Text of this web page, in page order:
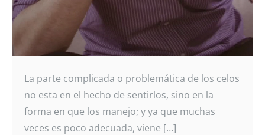
La parte complicada o problemática de los celos
no esta en el hecho de sentirlos, sino en la
forma en que los manejo; y ya que muchas
veces es poco adecuada, viene […]